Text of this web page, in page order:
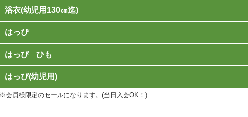
浴衣(幼児用130㎝迄)
はっぴ
はっぴ ひも
はっぴ(幼児用)
※会員様限定のセールになります。(当日入会OK！)